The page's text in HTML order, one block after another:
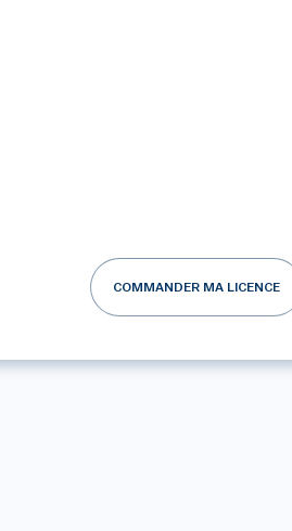
COMMANDER MA LICENCE